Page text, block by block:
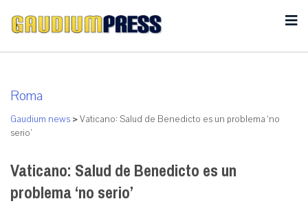
Roma
Gaudium news >Vaticano: Salud de Benedicto es un problema ‘no
serio’
Vaticano: Salud de Benedicto es un
problema ‘no serio’